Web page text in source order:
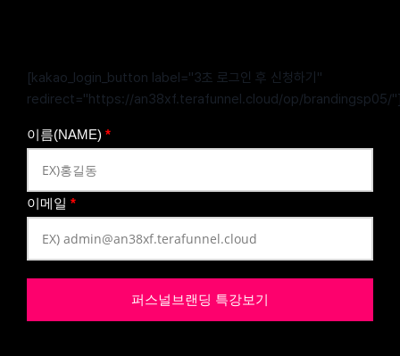
[kakao_login_button label="3초 로그인 후 신청하기"
redirect="https://an38xf.terafunnel.cloud/op/brandingsp05/
이름(NAME) *
이메일 *
퍼스널브랜딩 특강보기